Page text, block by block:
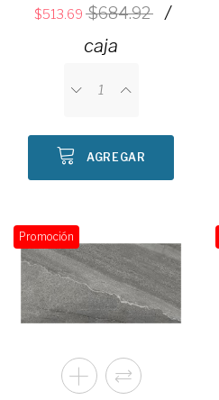
513.69 684.92
/
caja
AGREGAR
Promoción